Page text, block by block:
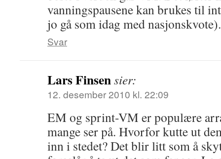
vanningspausene kan brukes til
jo gå som idag med nasjonskvote).
Svar
Lars Finsensier:
12. desember 2010 kl. 22:09
EM og sprint-VM er populære
mange ser på. Hvorfor kutte ut
inn i stedet? Det blir litt som å